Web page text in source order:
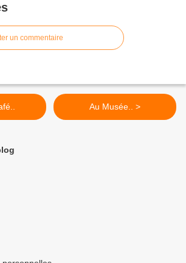
un commentaire
Au Musée.. >